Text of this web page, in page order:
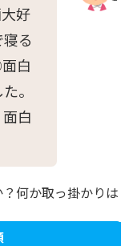
好
る
白
。
白
何か取っ掛かりは